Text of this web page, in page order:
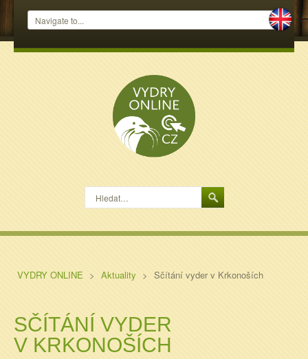
Hledat…
VYDRY ONLINE > Aktuality > Sčítání vyder v Krkonoších
SČÍTÁNÍ VYDER
V KRKONOŠÍCH